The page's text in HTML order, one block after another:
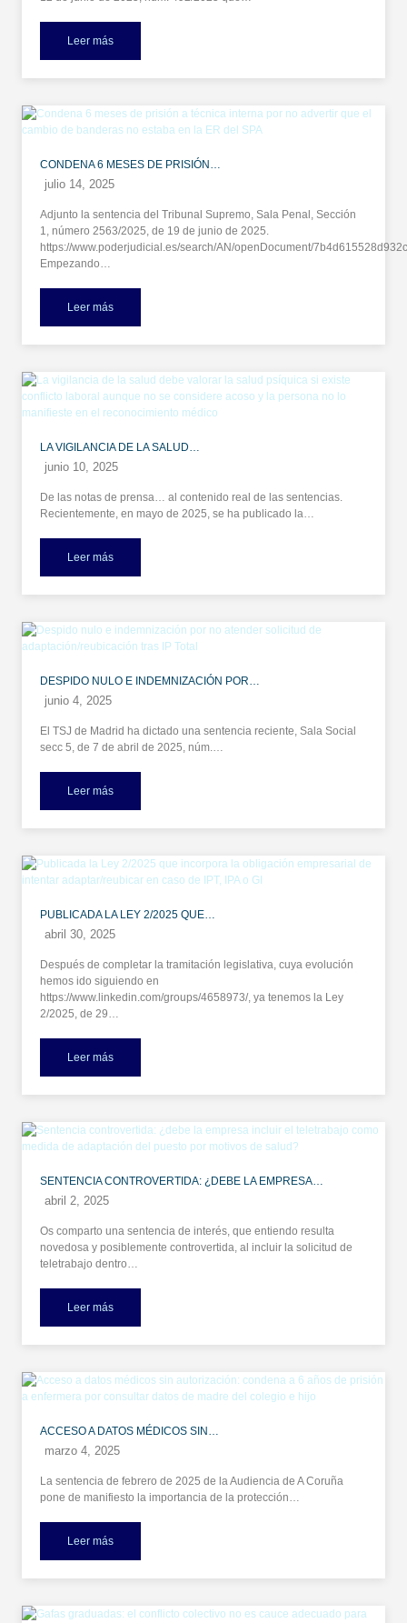
Leer más
CONDENA 6 MESES DE PRISIÓN…
julio 14, 2025
Adjunto la sentencia del Tribunal Supremo, Sala Penal, Sección
1, número 2563/2025, de 19 de junio de 2025.
https://www.poderjudicial.es/search/AN/openDocument/
Empezando…
Leer más
LA VIGILANCIA DE LA SALUD…
junio 10, 2025
De las notas de prensa… al contenido real de las sentencias.
Recientemente, en mayo de 2025, se ha publicado la…
Leer más
DESPIDO NULO E INDEMNIZACIÓN POR…
junio 4, 2025
El TSJ de Madrid ha dictado una sentencia reciente, Sala Social
secc 5, de 7 de abril de 2025, núm.…
Leer más
PUBLICADA LA LEY 2/2025 QUE…
abril 30, 2025
Después de completar la tramitación legislativa, cuya evolución
hemos ido siguiendo en
https://www.linkedin.com/groups/4658973/, ya tenemos la Ley
2/2025, de 29…
Leer más
SENTENCIA CONTROVERTIDA: ¿DEBE LA EMPRESA…
abril 2, 2025
Os comparto una sentencia de interés, que entiendo resulta
novedosa y posiblemente controvertida, al incluir la solicitud de
teletrabajo dentro…
Leer más
ACCESO A DATOS MÉDICOS SIN…
marzo 4, 2025
La sentencia de febrero de 2025 de la Audiencia de A Coruña
pone de manifiesto la importancia de la protección…
Leer más